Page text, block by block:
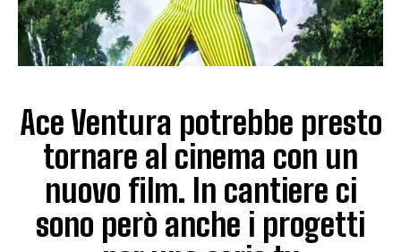
Ace Ventura potrebbe presto
tornare al cinema con un
nuovo film. In cantiere ci
sono però anche i progetti